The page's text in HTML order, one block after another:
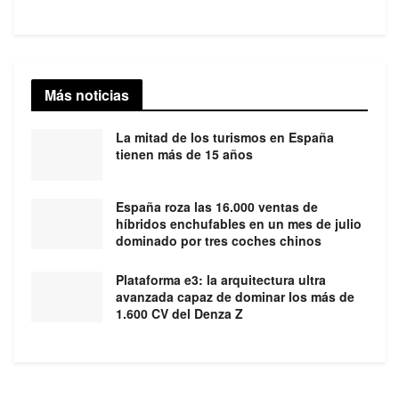
Más noticias
La mitad de los turismos en España
tienen más de 15 años
España roza las 16.000 ventas de
híbridos enchufables en un mes de julio
dominado por tres coches chinos
Plataforma e3: la arquitectura ultra
avanzada capaz de dominar los más de
1.600 CV del Denza Z